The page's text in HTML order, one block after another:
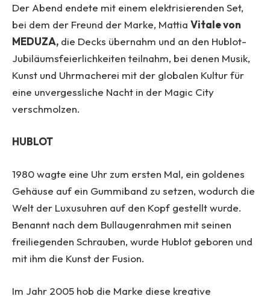
Der Abend endete mit einem elektrisierenden Set,
bei dem der Freund der Marke, Mattia Vitale von
MEDUZA, die Decks übernahm und an den Hublot-
Jubiläumsfeierlichkeiten teilnahm, bei denen Musik,
Kunst und Uhrmacherei mit der globalen Kultur für
eine unvergessliche Nacht in der Magic City
verschmolzen.
HUBLOT
1980 wagte eine Uhr zum ersten Mal, ein goldenes
Gehäuse auf ein Gummiband zu setzen, wodurch die
Welt der Luxusuhren auf den Kopf gestellt wurde.
Benannt nach dem Bullaugenrahmen mit seinen
freiliegenden Schrauben, wurde Hublot geboren und
mit ihm die Kunst der Fusion.
Im Jahr 2005 hob die Marke diese kreative